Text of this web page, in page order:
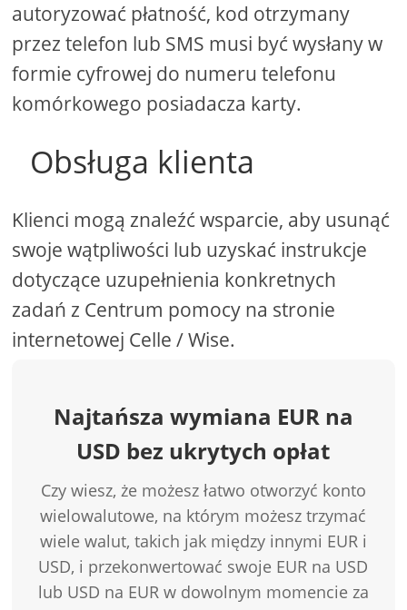
autoryzować płatność, kod otrzymany
przez telefon lub SMS musi być wysłany w
formie cyfrowej do numeru telefonu
komórkowego posiadacza karty.
Obsługa klienta
Klienci mogą znaleźć wsparcie, aby usunąć
swoje wątpliwości lub uzyskać instrukcje
dotyczące uzupełnienia konkretnych
zadań z Centrum pomocy na stronie
internetowej Celle / Wise.
Najtańsza wymiana EUR na
USD bez ukrytych opłat
Czy wiesz, że możesz łatwo otworzyć konto
wielowalutowe, na którym możesz trzymać
wiele walut, takich jak między innymi EUR i
USD, i przekonwertować swoje EUR na USD
lub USD na EUR w dowolnym momencie za